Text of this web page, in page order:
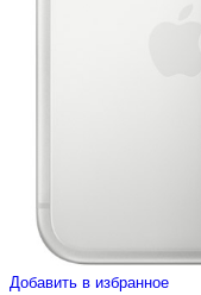
Добавить в избранное